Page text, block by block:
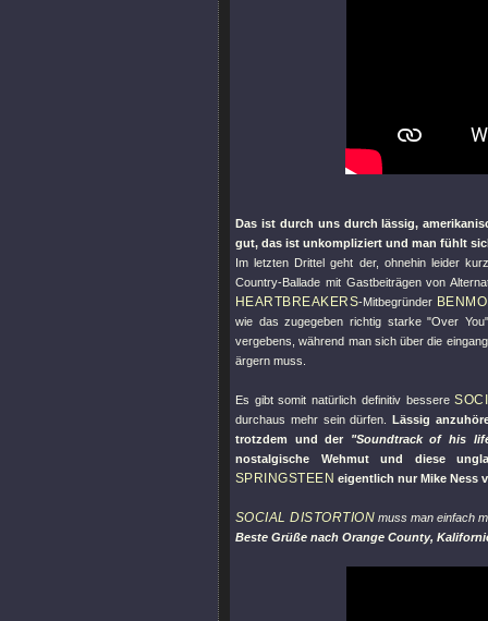
Das ist durch uns durch lässig,
gut, das ist unkompliziert und man fühlt
Im letzten Drittel geht der, ohnehin leider
Country-Ballade mit Gastbeiträgen von
HEARTBREAKERS-Mitbegründer
wie das zugegeben richtig starke"Over You"
vergebens, während man sich über die
ärgern muss.
Es gibt somit natürlich definitiv bessere
durchaus mehr sein dürfen.Lässig
trotzdem und der "Soundtrack of his
nostalgische Wehmut und diese
SPRINGSTEEN eigentlich nur Mike Ness
SOCIAL DISTORTION muss man einfach
Beste Grüße nach Orange County,